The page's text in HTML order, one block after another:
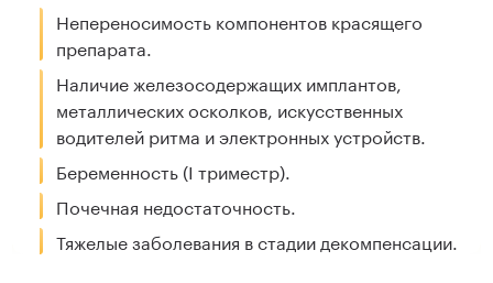
Непереносимость компонентов красящего
препарата.
Наличие железосодержащих имплантов,
металлических осколков, искусственных
водителей ритма и электронных устройств.
Беременность (I триместр).
Почечная недостаточность.
Тяжелые заболевания в стадии декомпенсации.